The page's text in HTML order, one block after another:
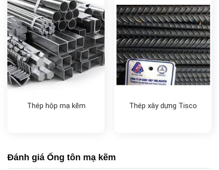
Thép hộp mạ kẽm Thép xây dựng Tisco
Đánh giá Ống tôn mạ kẽm